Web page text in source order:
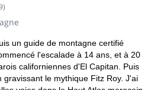
)
un guide de montagne certifié
l'escalade à 14 ans, et à 20
californiennes d'El Capitan. Puis
gravissant le mythique Fitz Roy. J'ai